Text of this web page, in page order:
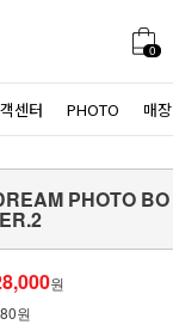
0
센터 PHOTO 매
PHOTO BO
원
원